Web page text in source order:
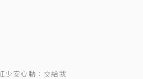
少安心動：交給我